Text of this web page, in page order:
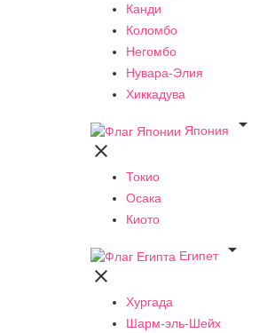
Канди
Коломбо
Негомбо
Нувара-Элия
Хиккадува
Япония


Токио
Осака
Киото
Египет


Хургада
Шарм-эль-Шейх